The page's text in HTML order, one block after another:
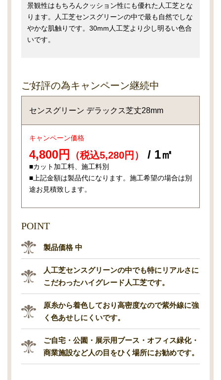
景観性はもちろんクッション性にも優れた人工芝とな
ります。人工芝センスグリーンの中で最も自然でしな
やかな肌触りです。30mm人工芝より少し明るい色合
いです。
ご好評の為キャンペーン継続中
センスグリーン デラックス芝丈28mm
キャンペーン価格
4,800円 （税込5,280円） / 1㎡
■カット加工料、施工料別
■上記金額は製品代になります。施工希望の場合は別
途お見積致します。
POINT
製品価格 中
人工芝センスグリーンの中でも特にリアルさに
こだわったハイグレード人工芝です。
原糸から着色しており高密度なので紫外線に強
く色あせしにくいです。
ご自宅・公園・展示用ブース・オフィス緑化・
商業施設など人の目をひく場所にお勧めです。